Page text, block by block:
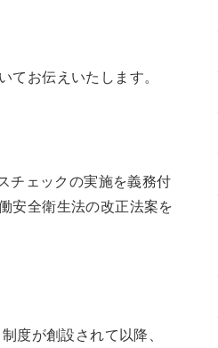
お伝えいたします。
チェックの実施を義務付
安全衛生法の改正法案を
度が創設されて以降、